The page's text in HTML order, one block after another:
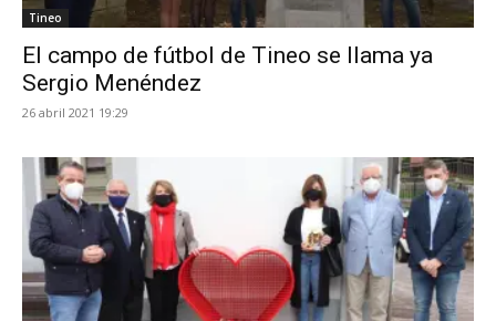
Tineo
El campo de fútbol de Tineo se llama ya
Sergio Menéndez
26 abril 2021 19:29